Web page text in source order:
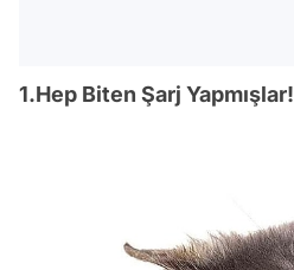
1.Hep Biten Şarj Yapmışlar!